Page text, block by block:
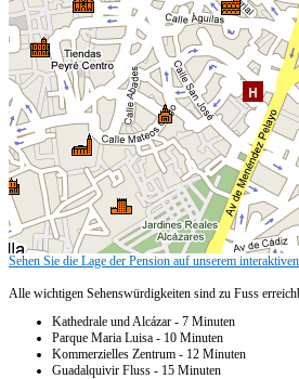
Sehen Sie die Lage der Pension auf unserem
Alle wichtigen Sehenswürdigkeiten sind zu Fuss
Kathedrale und Alcázar - 7 Minuten
Parque Maria Luisa - 10 Minuten
Kommerzielles Zentrum - 12 Minuten
Guadalquivir Fluss - 15 Minuten